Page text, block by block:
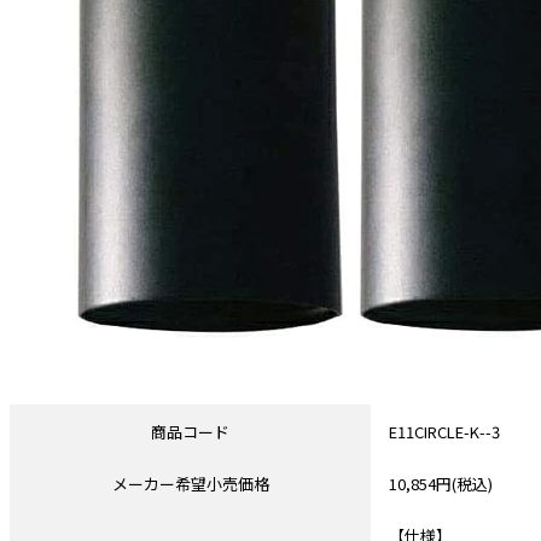
商品コード E11CIRCLE-K--3
メーカー希望小売価格 10,854円(税込)
【仕様】